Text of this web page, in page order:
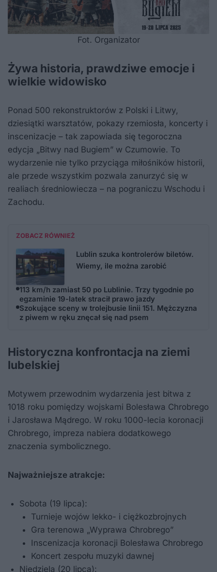
Fot. Organizator
Żywa historia, prawdziwe emocje i
wielkie widowisko
Ponad 500 rekonstruktorów z Polski i Litwy,
dziesiątki warsztatów, pokazy rzemiosła, koncerty i
inscenizacje – tak zapowiada się tegoroczna
edycja „Bitwy nad Bugiem” w Czumowie. To
wydarzenie nie tylko przyciąga miłośników historii,
ale przede wszystkim pozwala zanurzyć się w
realiach średniowiecza – na pograniczu Wschodu i
Zachodu.
ZOBACZ RÓWNIEŻ
Lublin szuka kontrolerów biletów.
Wiemy, ile można zarobić
113 km/h zamiast 50 po Lublinie. Trzy tygodnie po
egzaminie 19-latek stracił prawo jazdy
Szokujące sceny w trolejbusie linii 151. Mężczyzna
z piwem w ręku znęcał się nad psem
Historyczna konfrontacja na ziemi
lubelskiej
Motywem przewodnim wydarzenia jest bitwa z
1018 roku pomiędzy wojskami Bolesława Chrobrego
i Jarosława Mądrego. W roku 1000-lecia koronacji
Chrobrego, impreza nabiera dodatkowego
znaczenia symbolicznego.
Najważniejsze atrakcje:
Sobota (19 lipca):
Turnieje wojów lekko- i ciężkozbrojnych
Gra terenowa „Wyprawa Chrobrego”
Inscenizacja koronacji Bolesława Chrobrego
Koncert zespołu muzyki dawnej
Niedziela (20 lipca):